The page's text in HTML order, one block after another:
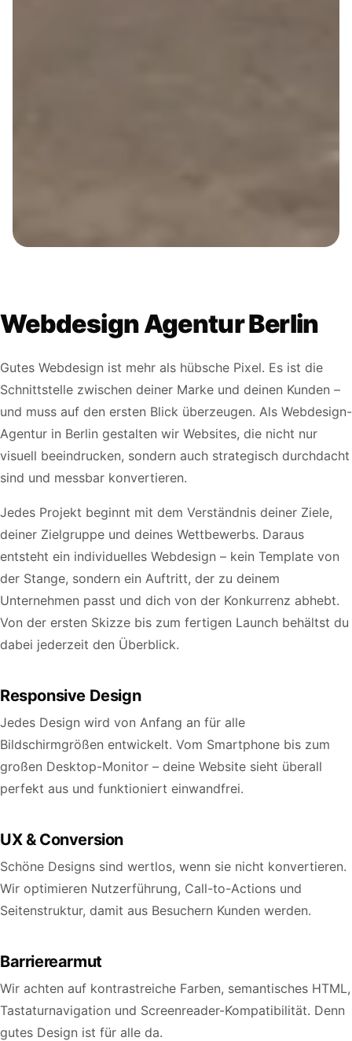
Webdesign Agentur Berlin
Gutes Webdesign ist mehr als hübsche Pixel. Es ist die
Schnittstelle zwischen deiner Marke und deinen Kunden –
und muss auf den ersten Blick überzeugen. Als Webdesign-
Agentur in Berlin gestalten wir Websites, die nicht nur
visuell beeindrucken, sondern auch strategisch durchdacht
sind und messbar konvertieren.
Jedes Projekt beginnt mit dem Verständnis deiner Ziele,
deiner Zielgruppe und deines Wettbewerbs. Daraus
entsteht ein individuelles Webdesign – kein Template von
der Stange, sondern ein Auftritt, der zu deinem
Unternehmen passt und dich von der Konkurrenz abhebt.
Von der ersten Skizze bis zum fertigen Launch behältst du
dabei jederzeit den Überblick.
Responsive Design
Jedes Design wird von Anfang an für alle
Bildschirmgrößen entwickelt. Vom Smartphone bis zum
großen Desktop-Monitor – deine Website sieht überall
perfekt aus und funktioniert einwandfrei.
UX & Conversion
Schöne Designs sind wertlos, wenn sie nicht konvertieren.
Wir optimieren Nutzerführung, Call-to-Actions und
Seitenstruktur, damit aus Besuchern Kunden werden.
Barrierearmut
Wir achten auf kontrastreiche Farben, semantisches HTML,
Tastaturnavigation und Screenreader-Kompatibilität. Denn
gutes Design ist für alle da.